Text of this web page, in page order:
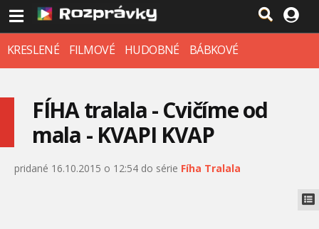
KRESLENÉ FILMOVÉ HUDOBNÉ BÁBKOVÉ
FÍHA tralala - Cvičíme od
mala - KVAPI KVAP
pridané 16.10.2015 o 12:54 do série Fíha Tralala